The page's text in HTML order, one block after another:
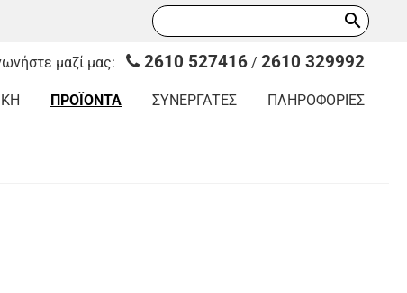
search
μαζί μας: 2610 527416 / 2610 329992
ΠΡΟΪΟΝΤΑ ΣΥΝΕΡΓΑΤΕΣ ΠΛΗΡΟΦΟΡΙΕΣ